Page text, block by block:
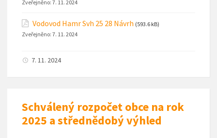
Zveřejněno: 7. 11. 2024
Vodovod Hamr Svh 25 28 Návrh (593.6 kB)
Zveřejněno: 7. 11. 2024
7. 11. 2024
Schválený rozpočet obce na rok
2025 a střednědobý výhled